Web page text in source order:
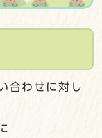
合わせに対し